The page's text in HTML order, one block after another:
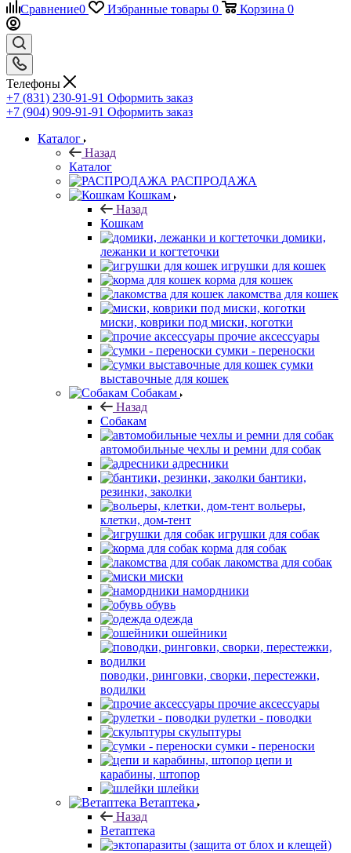
Сравнение0 Избранные товары 0 Корзина 0
Телефоны
+7 (831) 230-91-91 Оформить заказ
+7 (904) 909-91-91 Оформить заказ
Каталог
Назад
Каталог
РАСПРОДАЖА
Кошкам
Назад
Кошкам
домики,
лежанки и когтеточки
игрушки для кошек
корма для кошек
лакомства для кошек
миски, коврики под миски, коготки
прочие аксессуары
сумки - переноски
сумки
выставочные для кошек
Собакам
Назад
Собакам
автомобильные чехлы и ремни для собак
адресники
бантики,
резинки, заколки
вольеры,
клетки, дом-тент
игрушки для собак
корма для собак
лакомства для собак
миски
намордники
обувь
одежда
ошейники
поводки, ринговки, сворки, перестежки,
водилки
прочие аксессуары
рулетки - поводки
скульптуры
сумки - переноски
цепи и
карабины, штопор
шлейки
Ветаптека
Назад
Ветаптека